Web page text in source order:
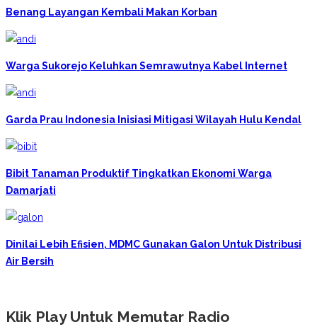
Benang Layangan Kembali Makan Korban
Warga Sukorejo Keluhkan Semrawutnya Kabel Internet
Garda Prau Indonesia Inisiasi Mitigasi Wilayah Hulu Kendal
Bibit Tanaman Produktif Tingkatkan Ekonomi Warga
Damarjati
Dinilai Lebih Efisien, MDMC Gunakan Galon Untuk Distribusi
Air Bersih
Klik Play Untuk Memutar Radio